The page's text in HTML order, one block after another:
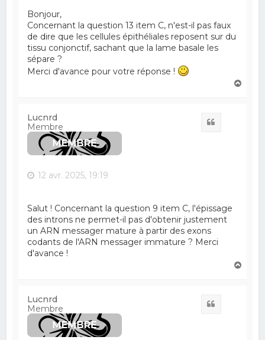
Bonjour,
Concernant la question 13 item C, n'est-il pas faux
de dire que les cellules épithéliales reposent sur du
tissu conjonctif, sachant que la lame basale les
sépare ?
Merci d'avance pour votre réponse !
Lucnrd
Membre
12 avr. 2025, 19:19
Salut ! Concernant la question 9 item C, l'épissage
des introns ne permet-il pas d'obtenir justement
un ARN messager mature à partir des exons
codants de l'ARN messager immature ? Merci
d'avance !
Lucnrd
Membre